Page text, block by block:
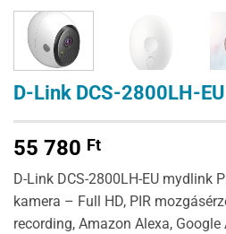
D-Link DCS-2800LH-
55 780 Ft
D-Link DCS-2800LH-EU mydlink
kamera – Full HD, PIR
recording, Amazon Alexa,